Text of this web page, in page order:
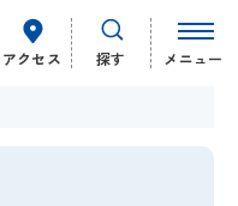
アクセス 探す メニュー